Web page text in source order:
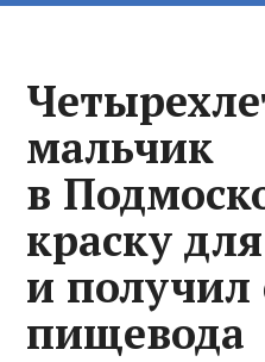
мальчик
в
краску
и получил
пищевода